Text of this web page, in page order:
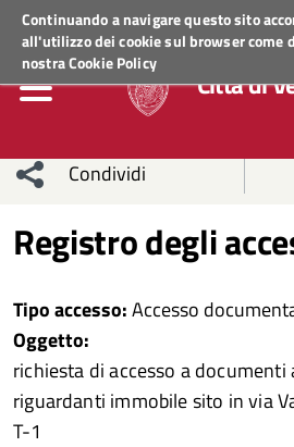
Continuando a navigare questo sito
all'utilizzo dei cookie sul browser come
nostraCookie Policy
Regione VenetoACCEDI AI SERVIZI
Città di
Condividi
network
Condividi
su
Twitter
su
Registro degli
Tipo accesso:Accesso
Oggetto:
richiesta di accesso a
riguardanti immobile sito in via
T-1